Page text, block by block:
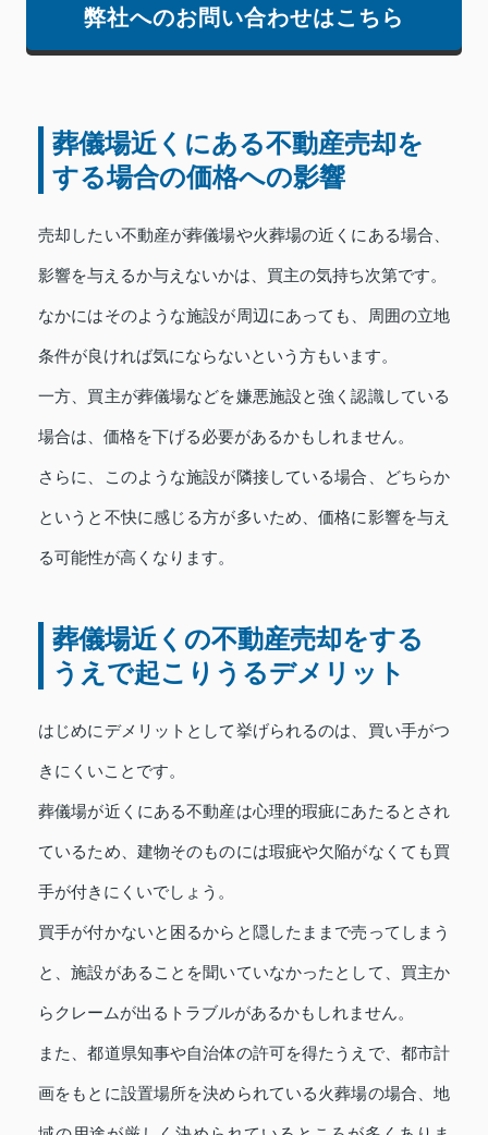
弊社へのお問い合わせはこちら
葬儀場近くにある不動産売却を
する場合の価格への影響
売却したい不動産が葬儀場や火葬場の近くにある場合、
影響を与えるか与えないかは、買主の気持ち次第です。
なかにはそのような施設が周辺にあっても、周囲の立地
条件が良ければ気にならないという方もいます。
一方、買主が葬儀場などを嫌悪施設と強く認識している
場合は、価格を下げる必要があるかもしれません。
さらに、このような施設が隣接している場合、どちらか
というと不快に感じる方が多いため、価格に影響を与え
る可能性が高くなります。
葬儀場近くの不動産売却をする
うえで起こりうるデメリット
はじめにデメリットとして挙げられるのは、買い手がつ
きにくいことです。
葬儀場が近くにある不動産は心理的瑕疵にあたるとされ
ているため、建物そのものには瑕疵や欠陥がなくても買
手が付きにくいでしょう。
買手が付かないと困るからと隠したままで売ってしまう
と、施設があることを聞いていなかったとして、買主か
らクレームが出るトラブルがあるかもしれません。
また、都道県知事や自治体の許可を得たうえで、都市計
画をもとに設置場所を決められている火葬場の場合、地